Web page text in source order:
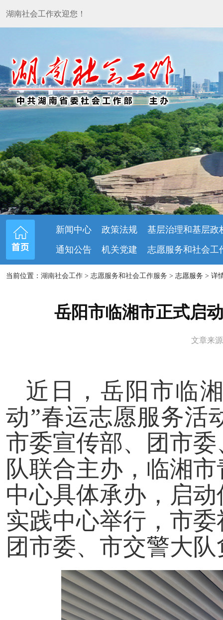
湖南社会工作欢迎您！
新闻中心 政策法规
基层治理和基层政
通知公告
机关党建 志愿服务和社会工
当前位置：湖南社会工作 >志愿服务和社会工作服务 > 志愿服务 > 详
岳阳市临湘市正式启
文章来
近日，岳阳市临
动”春运志愿服务活
市委宣传部、团市
队联合主办，临湘
中心具体承办，启
实践中心举行，市
团市委、市交警大